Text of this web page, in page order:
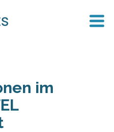
im